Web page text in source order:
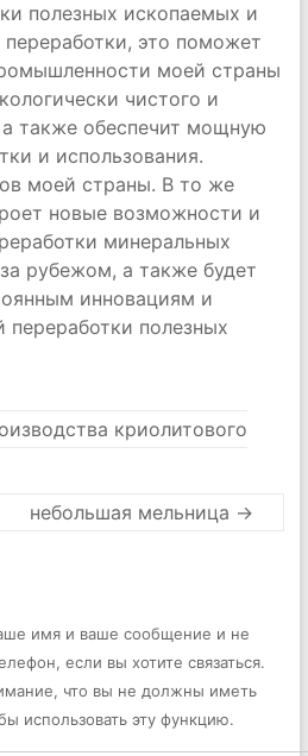
полезных ископаемых и
переработки, это поможет
моей страны
чистого и
а также обеспечит мощную
и использования.
моей страны. В то же
новые возможности и
минеральных
рубежом, а также будет
инновациям и
переработки полезных
криолитового
небольшая мельница →
имя и ваше сообщение и не
если вы хотите связаться.
что вы не должны иметь
использовать эту функцию.